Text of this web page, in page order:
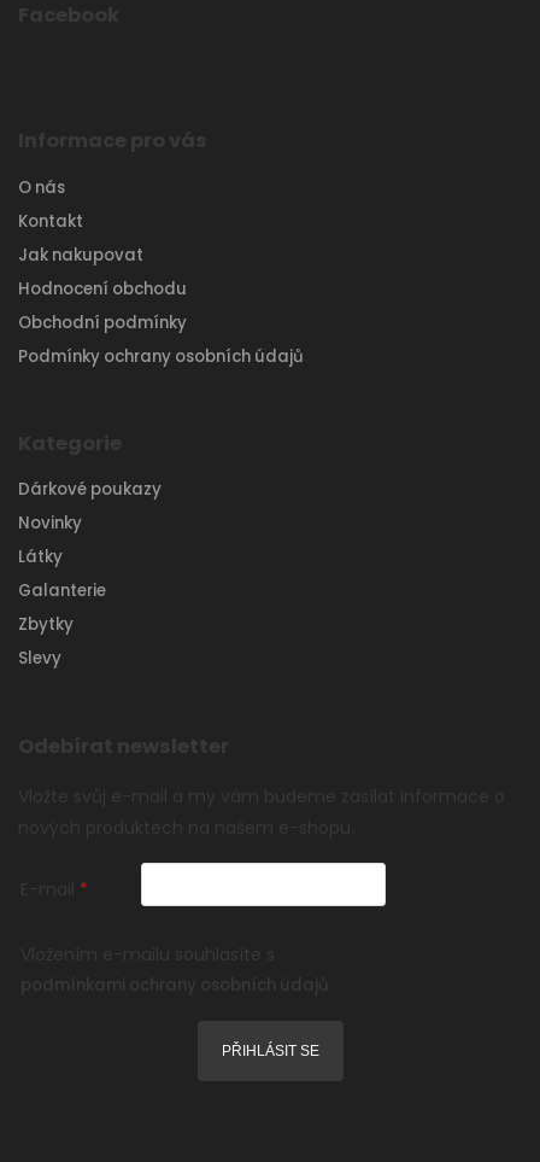
Facebook
Informace pro vás
O nás
Kontakt
Jak nakupovat
Hodnocení obchodu
Obchodní podmínky
Podmínky ochrany osobních údajů
Kategorie
Dárkové poukazy
Novinky
Látky
Galanterie
Zbytky
Slevy
Odebírat newsletter
Vložte svůj e-mail a my vám budeme zasílat informace o
nových produktech na našem e-shopu.
E-mail
Vložením e-mailu souhlasíte s
podmínkami ochrany osobních údajů
PŘIHLÁSIT SE